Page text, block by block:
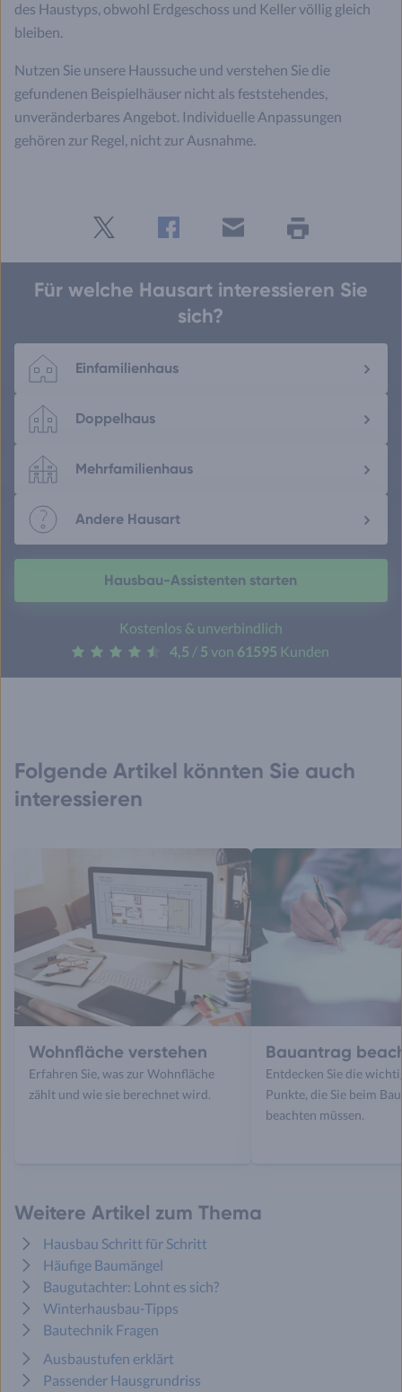
des Haustyps, obwohl Erdgeschoss und Keller völlig gleich
bleiben.
Nutzen Sie unsere Haussuche und verstehen Sie die
gefundenen Beispielhäuser nicht als feststehendes,
unveränderbares Angebot. Individuelle Anpassungen
gehören zur Regel, nicht zur Ausnahme.
mail
drucken
Für welche Hausart interessieren Sie
sich?
Einfamilienhaus
Doppelhaus
Mehrfamilienhaus
Andere Hausart
Hausbau-Assistenten starten
Kostenlos & unverbindlich
4,5 / 5 von 61595 Kunden
Folgende Artikel könnten Sie auch
interessieren
Wohnfläche verstehen
Erfahren Sie, was zur Wohnfläche
zählt und wie sie berechnet wird.
Bauantrag
Entdecken Sie die
Punkte, die Sie beim
beachten müssen.
Weitere Artikel zum Thema
Hausbau Schritt für Schritt
Häufige Baumängel
Baugutachter: Lohnt es sich?
Winterhausbau-Tipps
Bautechnik Fragen
Ausbaustufen erklärt
Passender Hausgrundriss